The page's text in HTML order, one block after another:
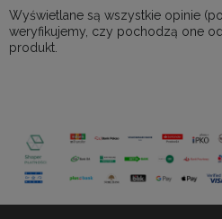
Wyświetlane są wszystkie opinie
weryfikujemy, czy pochodzą one
produkt.